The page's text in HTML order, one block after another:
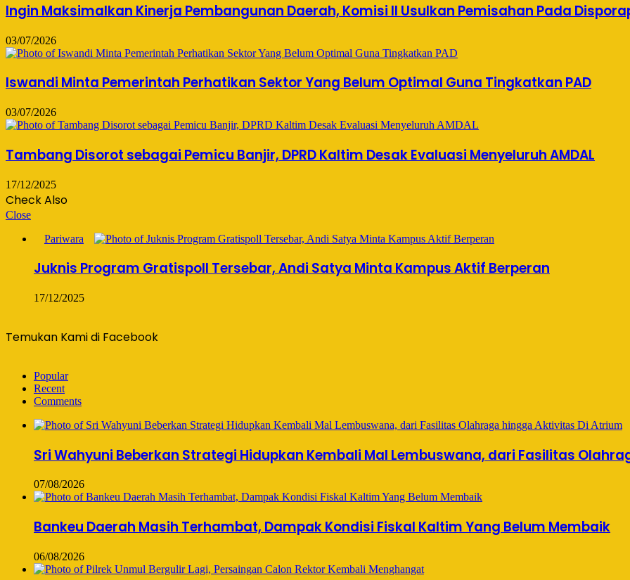
Ingin Maksimalkan Kinerja Pembangunan Daerah, Komisi II Usulkan Pemisahan Pada
03/07/2026
Iswandi Minta Pemerintah Perhatikan Sektor Yang Belum Optimal Guna Tingkatkan PAD
03/07/2026
Tambang Disorot sebagai Pemicu Banjir, DPRD Kaltim Desak Evaluasi Menyeluruh AMDAL
17/12/2025
Check Also
Close
Pariwara
Juknis Program Gratispoll Tersebar, Andi Satya Minta Kampus Aktif Berperan
17/12/2025
Temukan Kami di Facebook
Popular
Recent
Comments
Sri Wahyuni Beberkan Strategi Hidupkan Kembali Mal Lembuswana, dari Fasilitas
07/08/2026
Bankeu Daerah Masih Terhambat, Dampak Kondisi Fiskal Kaltim Yang Belum Membaik
06/08/2026